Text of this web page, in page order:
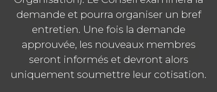
demande et pourra organiser un bref
entretien. Une fois la demande
approuvée, les nouveaux membres
seront informés et devront alors
uniquement soumettre leur cotisation.